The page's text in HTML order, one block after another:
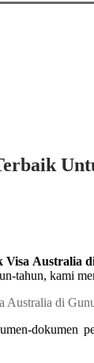
Australia
tahun, kami
dokumen